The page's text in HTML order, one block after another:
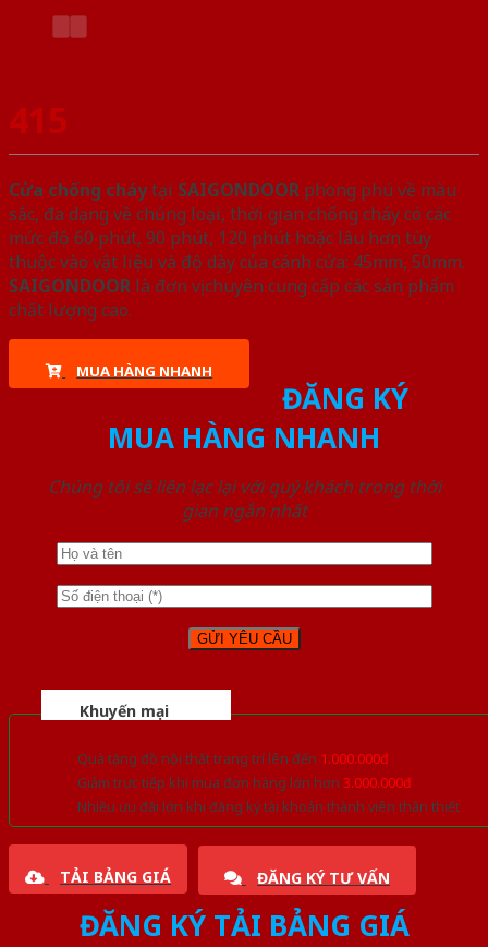
415
Cửa chống cháytại SAIGONDOOR phong phú về màu
sắc, đa dạng về chủng loại, thời gian chống cháy có các
mức độ 60 phút, 90 phút, 120 phút hoặc lâu hơn tùy
thuộc vào vật liệu và độ dày của cánh cửa: 45mm, 50mm.
SAIGONDOOR là đơn vị chuyên cung cấp các sản phẩm
chất lượng cao.
MUA HÀNG NHANH
ĐĂNG KÝ
MUA HÀNG NHANH
Chúng tôi sẽ liên lạc lại với quý khách trong thời
gian ngắn nhất
Khuyến mại
Quà tặng đồ nội thất trang trí lên đến 1.000.000đ
Giảm trực tiếp khi mua đơn hàng lớn hơn 3.000.000đ
Nhiều ưu đãi lớn khi đăng ký tài khoản thành viên thân thiết
TẢI BẢNG GIÁ ĐĂNG KÝ TƯ VẤN
ĐĂNG KÝ TẢI BẢNG GIÁ